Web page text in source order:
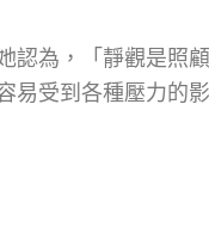
認為，「靜觀是照
易受到各種壓力的